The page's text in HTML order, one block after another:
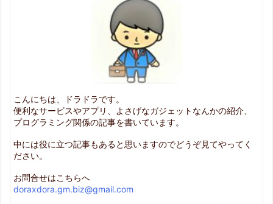
こんにちは、ドラドラです。
便利なサービスやアプリ、よさげなガジェットなんかの紹介、
プログラミング関係の記事を書いています。
中には役に立つ記事もあると思いますのでどうぞ見てやってく
ださい。
お問合せはこちらへ
doraxdora.gm.biz@gmail.com